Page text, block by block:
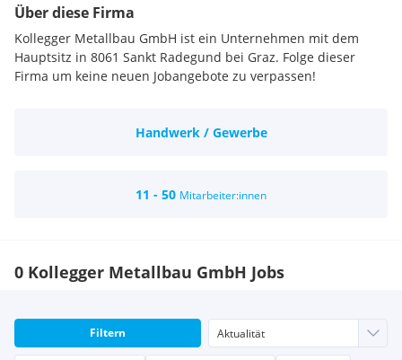
Über diese Firma
Kollegger Metallbau GmbH ist ein Unternehmen mit dem
Hauptsitz in 8061 Sankt Radegund bei Graz. Folge dieser
Firma um keine neuen Jobangebote zu verpassen!
Handwerk / Gewerbe
11 - 50 Mitarbeiter:innen
0 Kollegger Metallbau GmbH Jobs
Filtern